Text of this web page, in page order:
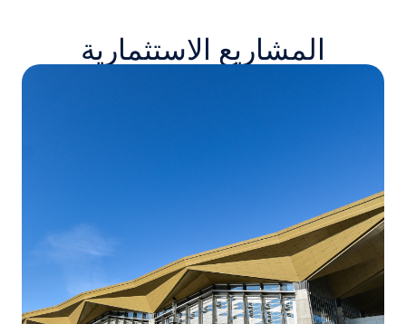
المشاريع الاستثمارية